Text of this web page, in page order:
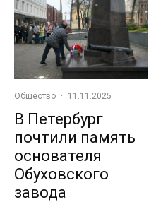
Общество · 11.11.2025
В Петербург
почтили память
основателя
Обуховского
завода